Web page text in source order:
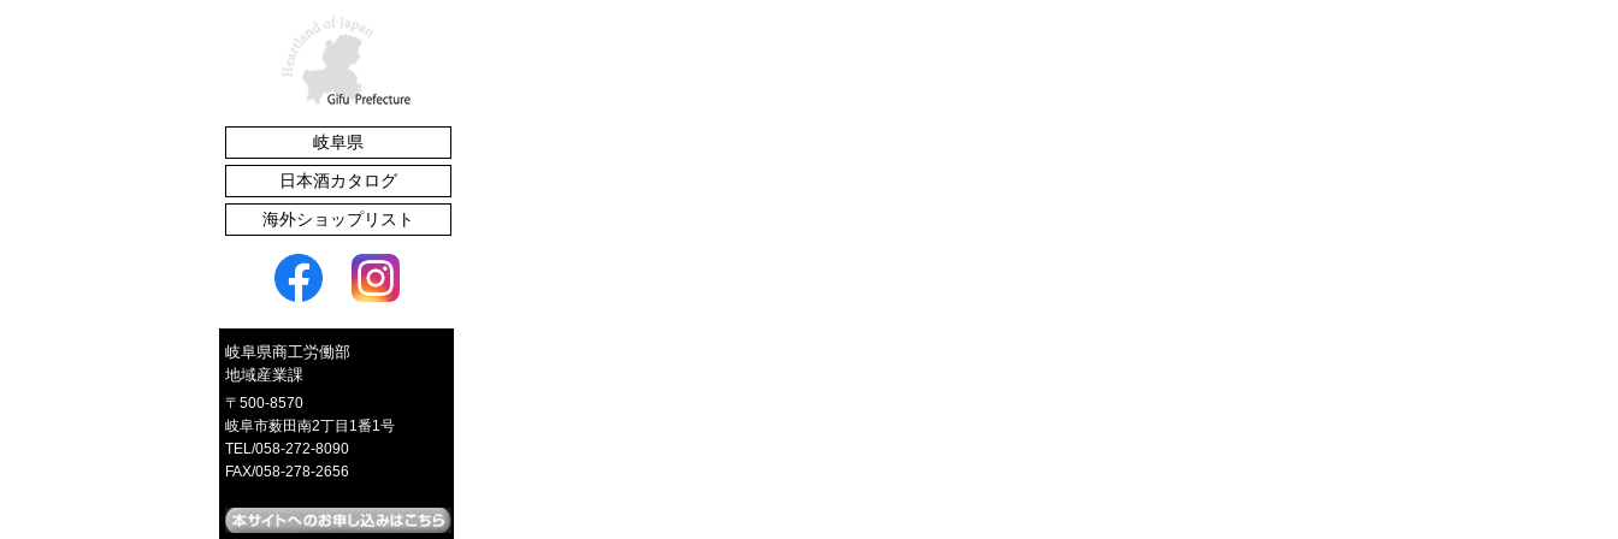
たくあん漬
赤かぶご飯のとも
イロとカタチの選べるピアス
岐阜県
日本酒カタログ
海外ショップリスト
岐阜県商工労働部
地域産業課
〒500-8570
岐阜市薮田南2丁目1番1号
TEL/058-272-8090
FAX/058-278-2656